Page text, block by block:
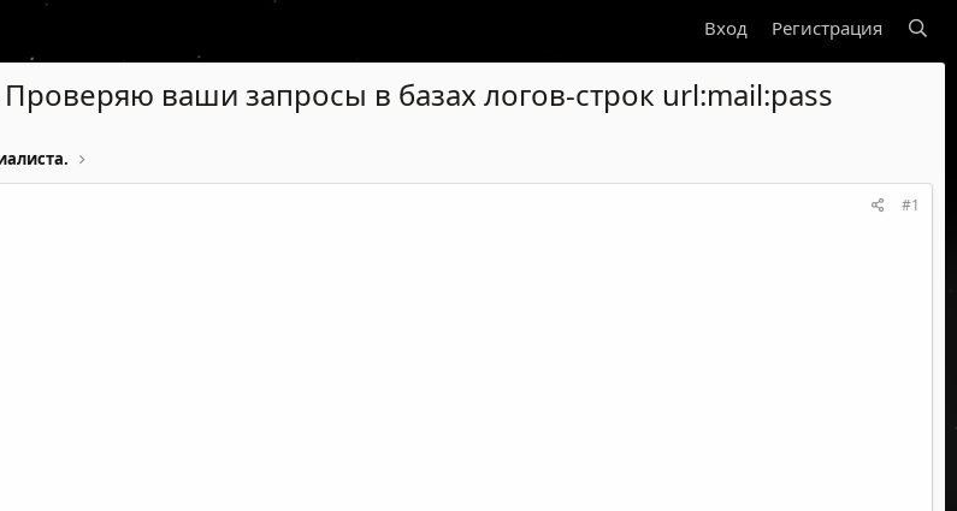
Вход Регистрация
ваши запросы в базах логов-строк url:mail:pass
#1